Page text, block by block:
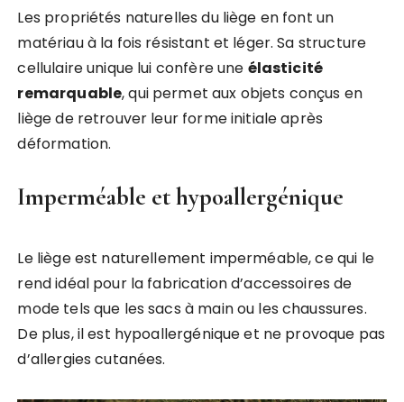
Les propriétés naturelles du liège en font un
matériau à la fois résistant et léger. Sa structure
cellulaire unique lui confère une élasticité
remarquable, qui permet aux objets conçus en
liège de retrouver leur forme initiale après
déformation.
Imperméable et hypoallergénique
Le liège est naturellement imperméable, ce qui le
rend idéal pour la fabrication d’accessoires de
mode tels que les sacs à main ou les chaussures.
De plus, il est hypoallergénique et ne provoque pas
d’allergies cutanées.